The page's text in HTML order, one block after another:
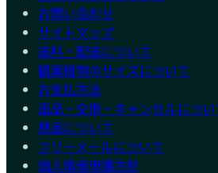
お問い合わせ
サイトマップ
送料・配送について
観葉植物のサイズについて
お支払方法
返品・交換・キャンセルについ
商品について
フリーメールについて
個人情報保護方針